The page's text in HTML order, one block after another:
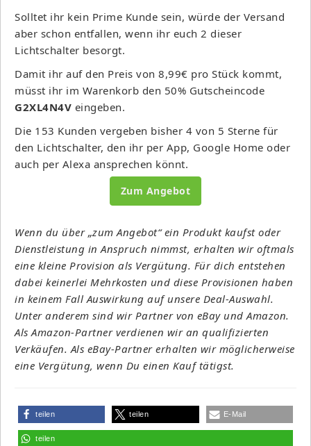
Solltet ihr kein Prime Kunde sein, würde der Versand
aber schon entfallen, wenn ihr euch 2 dieser
Lichtschalter besorgt.
Damit ihr auf den Preis von 8,99€ pro Stück kommt,
müsst ihr im Warenkorb den 50% Gutscheincode
G2XL4N4V eingeben.
Die 153 Kunden vergeben bisher 4 von 5 Sterne für
den Lichtschalter, den ihr per App, Google Home oder
auch per Alexa ansprechen könnt.
Zum Angebot
Wenn du über „zum Angebot“ ein Produkt kaufst oder
Dienstleistung in Anspruch nimmst, erhalten wir oftmals
eine kleine Provision als Vergütung. Für dich entstehen
dabei keinerlei Mehrkosten und diese Provisionen haben
in keinem Fall Auswirkung auf unsere Deal-Auswahl.
Unter anderem sind wir Partner von eBay und Amazon.
Als Amazon-Partner verdienen wir an qualifizierten
Verkäufen. Als eBay-Partner erhalten wir möglicherweise
eine Vergütung, wenn Du einen Kauf tätigst.
teilen teilen E-Mail
teilen